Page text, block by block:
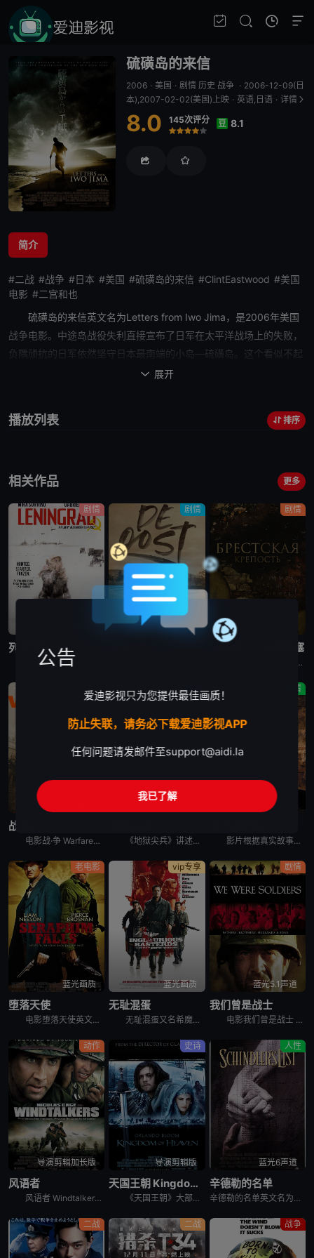
硫磺岛的来信
2006 · 美国 · 剧情 历史 战争 · 2006-12-09(日
本),2007-02-02(美国)上映 · 英语,日语 · 详情
8.0 145次评分
很差
较差
还行推荐力荐
豆 8.1
简介
#二战 #战争 #日本 #美国 #硫磺岛的来信 #ClintEastwood #美国
电影 #二宫和也
硫磺岛的来信英文名为Letters from Iwo Jima，是2006年美国
战争电影。中途岛战役失利直接宣布了日军在太平洋战场上的失败，
负隅顽抗的日军依然坚守日本最南端的小岛—硫磺岛。这个看似不起
眼的小岛，却上演了二战太平洋上最惨烈的战争。栗林忠道中将（渡
拖延为主的作战方案。虽然他和日军的二万名官兵都上下齐心，但面
 展开
播放列表 排序
相关作品 更多
剧情
蓝光画质
列宁格勒
剧情
蓝光画质
剧情
兵临城下之决战要塞
故事发生在1941年的6月，布格河畔回荡着欢声笑语，就在一片歌舞升平之际，几架飞机飞过投下了炸弹，将一切摧毁殆尽，霎时间，河畔边成为了鲜血和火焰的海洋。德国人的入侵让位于华沙和莫斯科之间的布列斯特
剧情
战·争
电影战·争 Warfare讲述的是：一支海豹突击队奉命在伊拉克设立哨站，执行监视任务期间，突然被敌军大举围攻。敌众我寡，在猛烈炮火攻击下，他们唯有死守哨站，等候援兵及装甲车抵达。然而同袍伤重垂危，
战争
《地狱尖兵》讲述的是：在一名呼啸山庄战士的带领下，冲锋队面临着一项艰巨的任务:控制市中心的高楼大厦。坦克和装甲运兵车本应让任务变得轻松，但被大型迫击炮和无人机所掩盖的激烈抵抗却削弱了攻击的优势。战
剧情
蓝光画质
影片根据真实故事改编，以苏联入侵阿富汗事件为背景。1987年到1989年期间，阿富汗战场异常惨烈。由于穆斯林的强烈抵抗，苏联在阿富汗损兵折将，死伤无数。 &nbsp; &nbsp; &nbsp;
老电影
蓝光画质
堕落天使
电影堕落天使英文名Seraphim Falls，讲述的是：南北战争爆发后，尼森扮演的南方军官卡弗，带着四个跟班走上了杀人之路，皮尔斯·布鲁斯南饰演的基甸则一路逃窜。双方的战斗从内华达州的洛基雪山开
vip专享
蓝光画质
无耻混蛋
无耻混蛋又名希魔撞正杀人狂,恶棍特工,无良杂种,无良杂军,戴罪立功,无良杂牌军,混蛋野战队，分五章进行。二战中德占法国，德军上校汉斯（克里斯托弗·瓦尔兹 Christoph Waltz 饰）号称“
剧情
蓝光5.1声道
我们曾是战士
电影我们曾是战士 We Were Soldiers根据越南战争中的真实战斗改编。1965年11月，越南战争升级至美军直接参与战争阶段。驻越美军人数不断上升。摩尔中校（梅尔吉布森 Mel Gibso
动作
导演剪辑加长版
风语者
风语者 Windtalkers是一部以二战中的太平洋战争为背景题材的影片。风中的语言，在战争中，指的是传递着无数秘密的电波。每个风语者都背负着高级军事机密。本·亚齐(亚当·比奇 Adam Beac
史诗
导演剪辑版
天国王朝 Kingdom of Heaven
《天国王朝》大部分角色基于历史人物而改编，哥伦比亚大学的Hamid Dabashi教授为该片的首席学术顾问。十二世纪的法国，青年铁匠贝里昂（奥兰多·布鲁姆 Orlando Bloom 饰）无意间知
人性
蓝光6声道
辛德勒的名单
辛德勒的名单英文名为Schindler's List，是1993年美国历史战争电影。德国投机商人辛德是个国社党即纳粹党党员。他好女色，会享受，是地方上有名的纳粹中坚分子。他善于利用与关系攫取最大的利润。在被占领的波兰，犾太人是最便宜的劳工。因此，辛德勒的工厂只使用犾太人。
二战 二战 战争
公告
爱迪影视只为您提供最佳画质！
防止失联，请务必下载爱迪影视APP
任何问题请发邮件至support@aidi.la
我已了解